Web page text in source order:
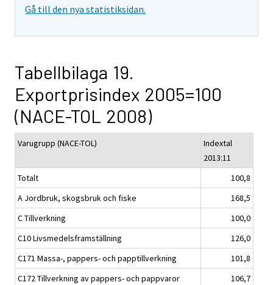
Gå till den nya statistiksidan.
Tabellbilaga 19.
Exportprisindex 2005=100
(NACE-TOL 2008)
Varugrupp (NACE-TOL)
Indextal
2013:11
Totalt
100,8
A Jordbruk, skogsbruk och fiske
168,5
C Tillverkning
100,0
C10 Livsmedelsframställning
126,0
C171 Massa-, pappers- och papptillverkning
101,8
C172 Tillverkning av pappers- och pappvaror
106,7